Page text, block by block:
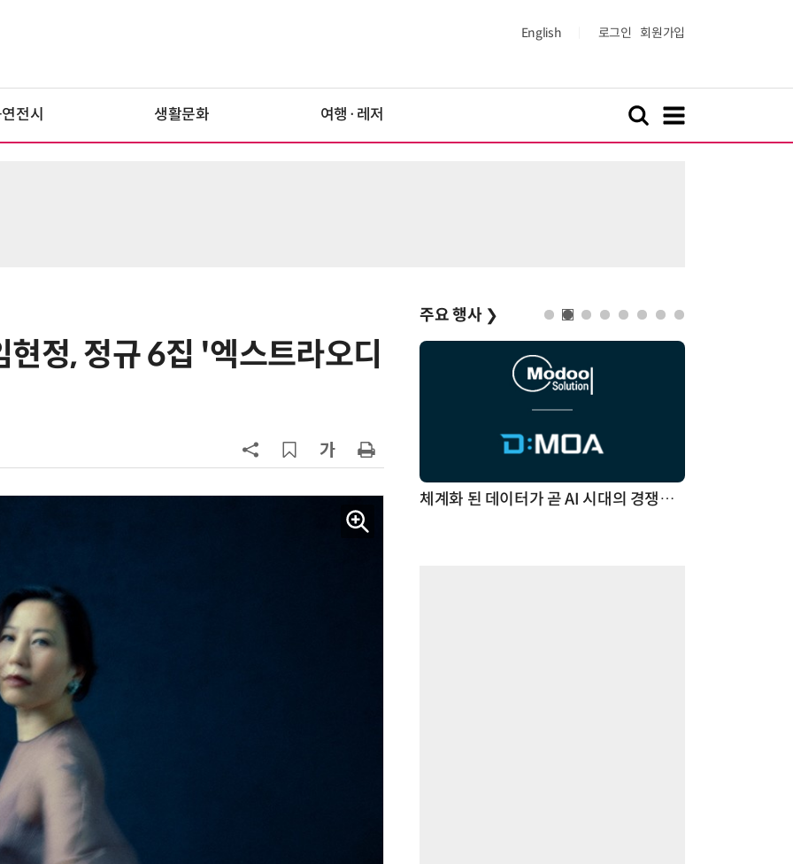
English 로그인 회원가입
전시 생활문화 여행·레저
정, 정규 6집 '엑스트라오디
주요 행사 ❯
AI Native Enterprise를 지원하는 AI Ready Data 플랫폼 활용 전략 AI 시대의 옵저버빌리티: GPU·LLM 모니터링부터 AI 기반 장애 대응까지 체계화 된 데이터가 곧 AI 시대의 경쟁력이다